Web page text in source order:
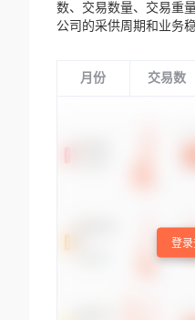
数、交易数量、交易重
公司的采供周期和业务稳
月份 交易数
登